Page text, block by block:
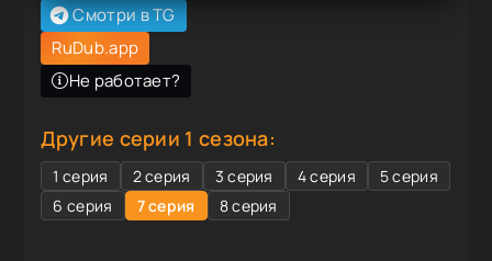
Смотри в TG
RuDub.app
Не работает?
Другие серии 1 сезона:
1 серия 2 серия 3 серия 4 серия
5 серия
6 серия
7 серия 8 серия